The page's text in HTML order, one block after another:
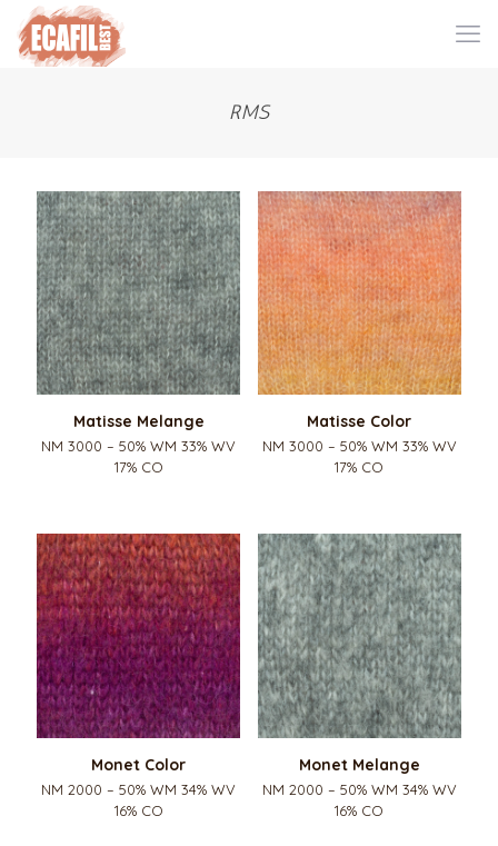
RMS
Matisse Melange
NM 3000 – 50% WM 33% WV
17% CO
Matisse Color
NM 3000 – 50% WM 33% WV
17% CO
Monet Color
NM 2000 – 50% WM 34% WV
16% CO
Monet Melange
NM 2000 – 50% WM 34% WV
16% CO